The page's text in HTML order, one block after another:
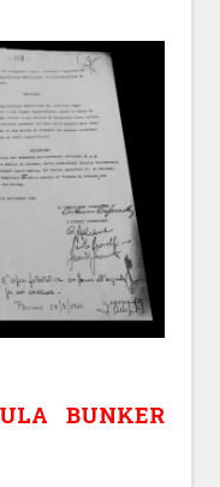
BUNKER